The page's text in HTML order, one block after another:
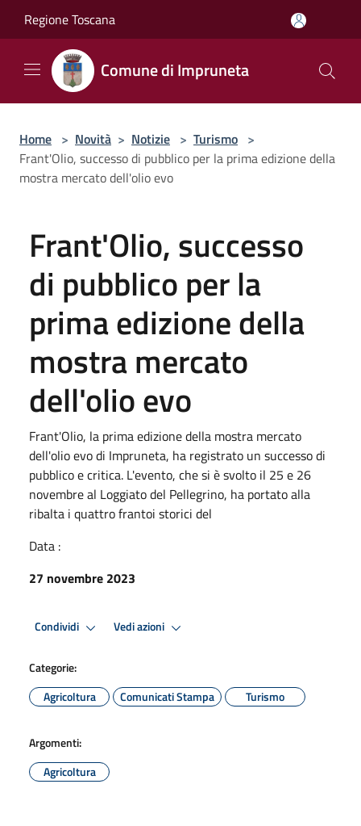
Regione Toscana
Comune di Impruneta
Home > Novità > Notizie > Turismo >
Frant'Olio, successo di pubblico per la prima edizione della
mostra mercato dell'olio evo
Frant'Olio, successo
di pubblico per la
prima edizione della
mostra mercato
dell'olio evo
Frant'Olio, la prima edizione della mostra mercato
dell'olio evo di Impruneta, ha registrato un successo di
pubblico e critica. L'evento, che si è svolto il 25 e 26
novembre al Loggiato del Pellegrino, ha portato alla
ribalta i quattro frantoi storici del
Data :
27 novembre 2023
Condividi Vedi azioni
Categorie:
Agricoltura
Comunicati Stampa Turismo
Argomenti:
Agricoltura